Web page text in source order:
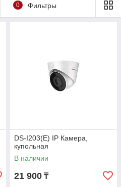
0 Фильтры
DS-I203(E) IP Камера,
купольная
В наличии
21 900 ₸